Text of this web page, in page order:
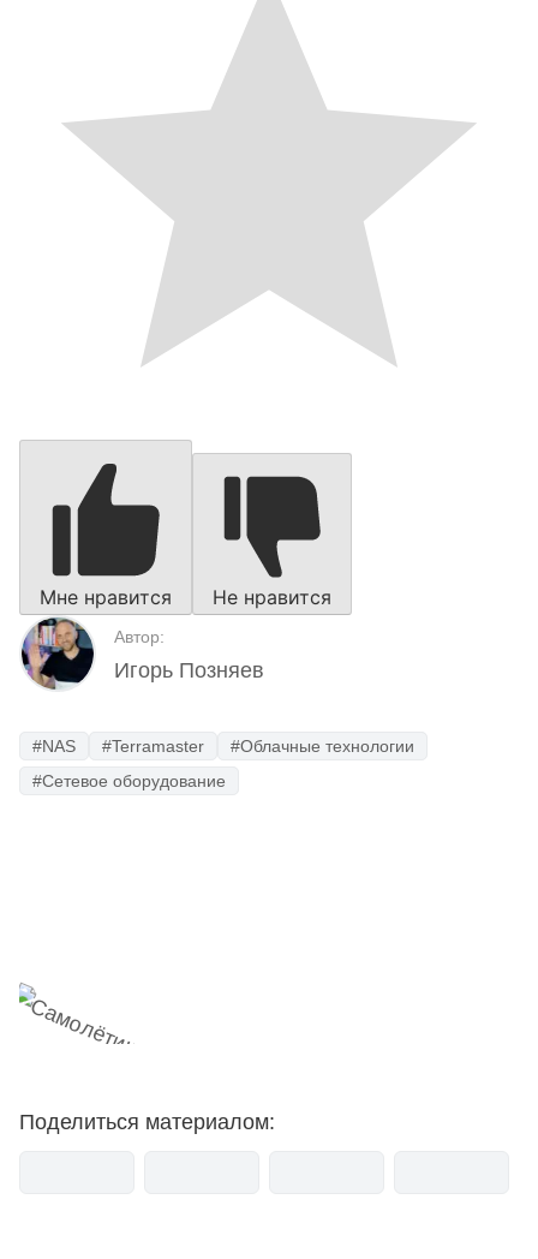
Мне нравится Не нравится
Автор:
Игорь Позняев
#NAS #Terramaster
#Облачные технологии
#Сетевое оборудование
Поделиться материалом: